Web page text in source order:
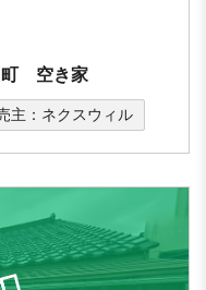
町 空き家
主：ネクスウィル